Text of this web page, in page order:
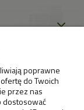
poprawne
do Twoich
przez nas
dostosować